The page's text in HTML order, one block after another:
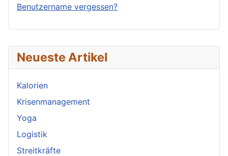
Neueste Artikel
Kalorien
Krisenmanagement
Yoga
Logistik
Streitkräfte
Benutzername vergessen?